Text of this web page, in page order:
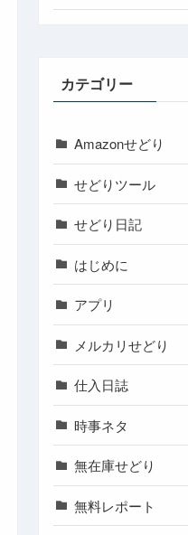
カテゴリー
Amazonせどり
せどりツール
せどり日記
はじめに
アプリ
メルカリせどり
仕入日誌
時事ネタ
無在庫せどり
無料レポート